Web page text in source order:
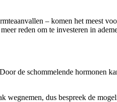
– komen het meest
reden om te investeren in
de schommelende hormonen
dus bespreek de